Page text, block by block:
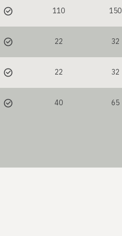
110 150
22 32
22 32
40 65